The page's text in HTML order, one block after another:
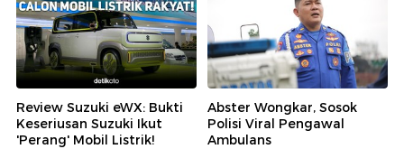
Review Suzuki eWX: Bukti
Keseriusan Suzuki Ikut
'Perang' Mobil Listrik!
Abster Wongkar, Sosok
Polisi Viral Pengawal
Ambulans